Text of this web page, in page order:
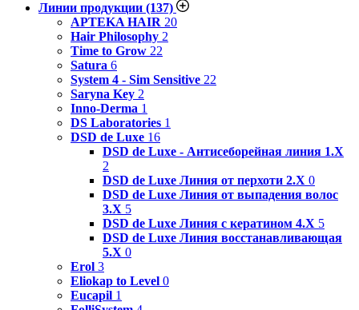
Линии продукции (137)
APTEKA HAIR 20
Hair Philosophy 2
Time to Grow 22
Satura 6
System 4 - Sim Sensitive 22
Saryna Key 2
Inno-Derma 1
DS Laboratories 1
DSD de Luxe 16
DSD de Luxe - Антисеборейная линия 1.X
2
DSD de Luxe Линия от перхоти 2.Х 0
DSD de Luxe Линия от выпадения волос
3.Х 5
DSD de Luxe Линия с кератином 4.Х 5
DSD de Luxe Линия восстанавливающая
5.Х 0
Erol 3
Eliokap to Level 0
Eucapil 1